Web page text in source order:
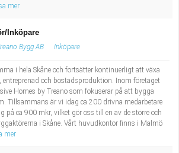
mer
Inköpare
Bygg AB Inköpare
i hela Skåne och fortsätter kontinuerligt att växa
entreprenad och bostadsproduktion. Inom företaget
Homes by Treano som fokuserar på att bygga
Tillsammans är vi idag ca 200 drivna medarbetare
på ca 900 mkr, vilket gör oss till en av de större och
i Skåne. Vårt huvudkontor finns i Malmö
mer